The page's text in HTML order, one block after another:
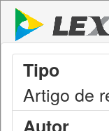
Tipo
Artigo de